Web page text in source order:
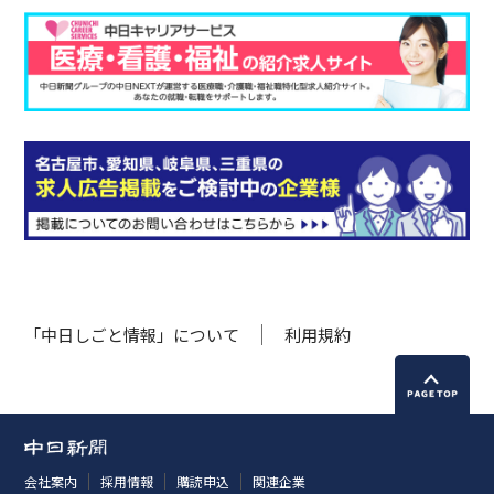
「中日しごと情報」について 利用規約
会社案内 採用情報 購読申込 関連企業